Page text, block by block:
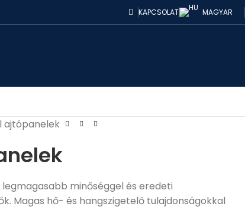
KAPCSOLAT MAGYAR
ajtópanelek
minőséggel és eredeti
Magas hő- és hangszigetelő tulajdonságokkal